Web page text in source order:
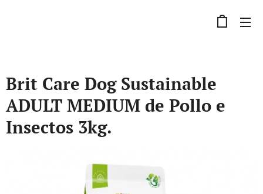
Brit Care Dog Sustainable
ADULT MEDIUM de Pollo e
Insectos 3kg.